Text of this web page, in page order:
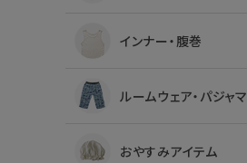
インナー・腹巻
ルームウェア・パジャマ
おやすみアイテム